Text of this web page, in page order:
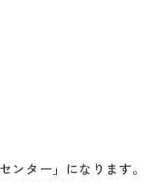
ンター」になります。